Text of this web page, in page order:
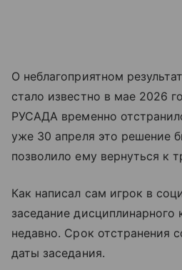
О неблагоприятном
стало известно в мае 2026
РУСАДА временно
уже 30 апреля это решение
позволило ему вернуться к
Как написал сам игрок в
заседание дисциплинарного
недавно. Срок отстранения
даты заседания.